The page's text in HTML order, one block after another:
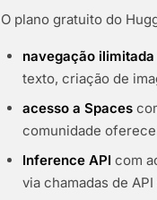
O plano gratuito do
navegação
texto, criação de
acesso a Spaces
comunidade
Inference API com
via chamadas de